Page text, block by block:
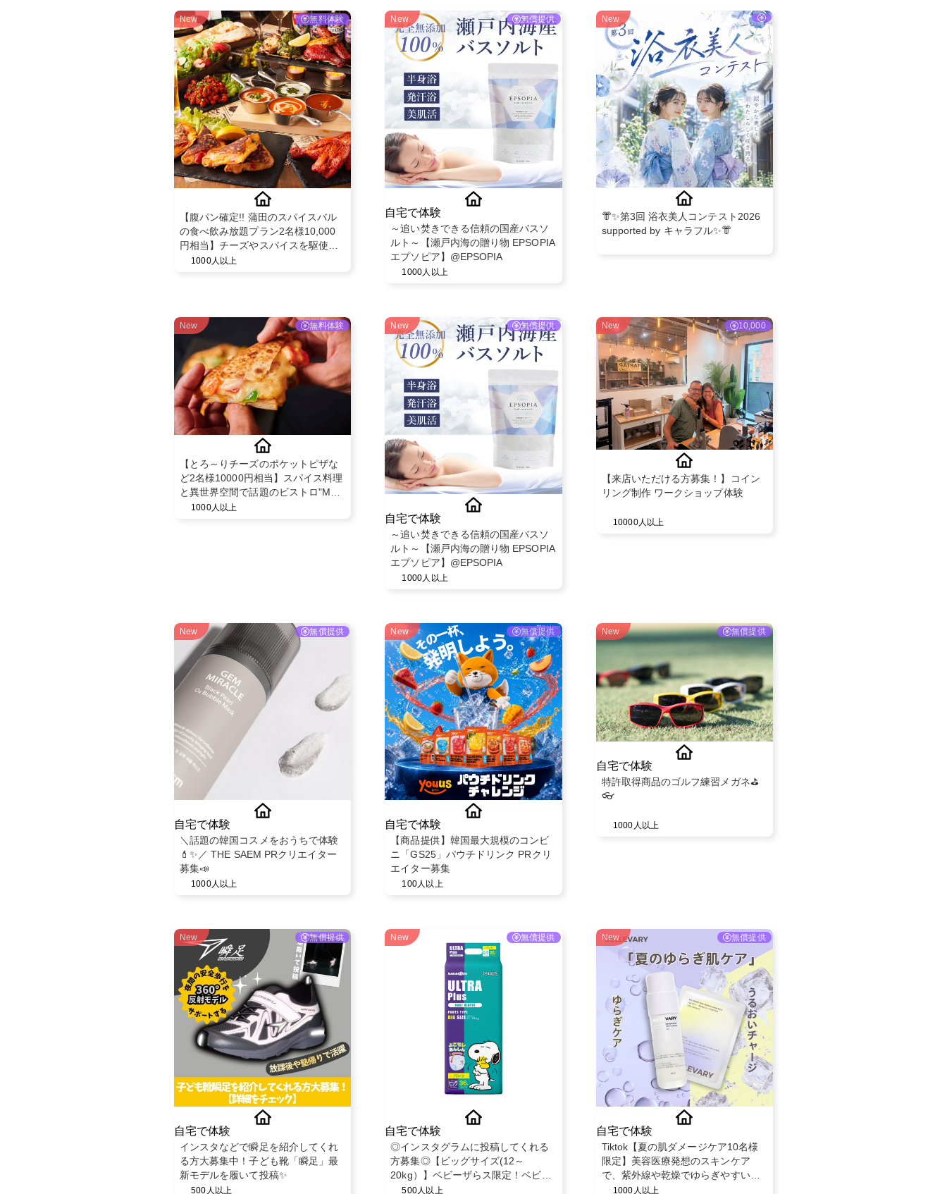
New 無料体験
【腹パン確定!! 蒲田のスパイスバル
の食べ飲み放題プラン2名様10,000
円相当】チーズやスパイスを駆使し
た創作料理の食べ飲み放題を無償提
1000人以上
New 無償提供
自宅で体験
～追い焚きできる信頼の国産バスソ
ルト～【瀬戸内海の贈り物 EPSOPIA
エプソピア】@EPSOPIA
1000人以上
New
👘✨第3回 浴衣美人コンテスト2026
supported by キャラフル✨👘
New 無料体験
【とろ～りチーズのポケットピザな
ど2名様10000円相当】スパイス料理
と異世界空間で話題のビストロ"MAD
CHEFs 池袋西口店"のディナー利用
1000人以上
New 無償提供
自宅で体験
～追い焚きできる信頼の国産バスソ
ルト～【瀬戸内海の贈り物 EPSOPIA
エプソピア】@EPSOPIA
1000人以上
New 10,000
【来店いただける方募集！】コイン
リング制作 ワークショップ体験
10000人以上
New 無償提供
自宅で体験
＼話題の韓国コスメをおうちで体験
💄✨／ THE SAEM PRクリエイター
募集📣
1000人以上
New 無償提供
自宅で体験
【商品提供】韓国最大規模のコンビ
ニ「GS25」パウチドリンク PRクリ
エイター募集
100人以上
New 無償提供
自宅で体験
特許取得商品のゴルフ練習メガネ⛳️
👓
1000人以上
New 無償提供
自宅で体験
インスタなどで瞬足を紹介してくれ
る方大募集中！子ども靴「瞬足」最
新モデルを履いて投稿✨
500人以上
New 無償提供
自宅で体験
◎インスタグラムに投稿してくれる
方募集◎【ビッグサイズ(12～
20kg）】ベビーザらス限定！ベビー
紙おむつパンツ◎スヌーピーデザイ
500人以上
New 無償提供
自宅で体験
Tiktok【夏の肌ダメージケア10名様
限定】美容医療発想のスキンケア
で、紫外線や乾燥でゆらぎやすい肌
を整えるBELLEVARY集中ケアセット
1000人以上